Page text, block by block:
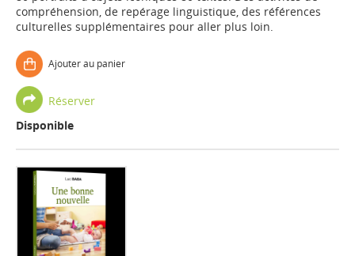
compréhension, de repérage linguistique, des références
culturelles supplémentaires pour aller plus loin.
Ajouter au panier
Réserver
Disponible